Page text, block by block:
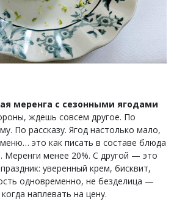
меренга с сезонными ягодами
ждешь совсем другое. По
По рассказу. Ягод настолько мало,
это как писать в составе блюда
Меренги менее 20%. С другой — это
уверенный крем, бисквит,
одновременно, не безделица —
наплевать на цену.